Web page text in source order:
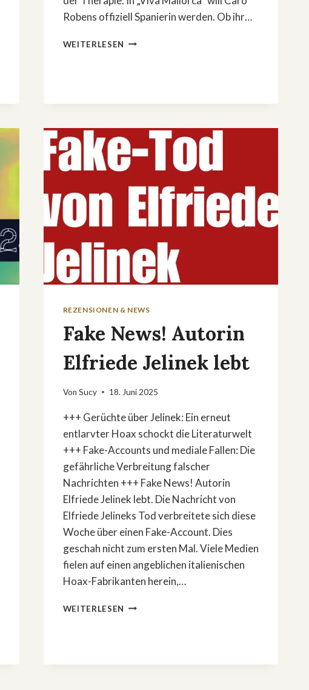
Robens offiziell Spanierin werden. Ob ihr…
WEITERLESEN NEUES
ROBENS
UND
EIN
URLAUBSMACHER-
SPEZIAL
REZENSIONEN & NEWS
Fake News! Autorin
Elfriede Jelinek lebt
Von Sucy 18. Juni 2025
+++ Gerüchte über Jelinek: Ein erneut
entlarvter Hoax schockt die Literaturwelt
+++ Fake-Accounts und mediale Fallen: Die
gefährliche Verbreitung falscher
Nachrichten +++ Fake News! Autorin
Elfriede Jelinek lebt. Die Nachricht von
Elfriede Jelineks Tod verbreitete sich diese
Woche über einen Fake-Account. Dies
geschah nicht zum ersten Mal. Viele Medien
fielen auf einen angeblichen italienischen
Hoax-Fabrikanten herein,…
WEITERLESEN FAKE